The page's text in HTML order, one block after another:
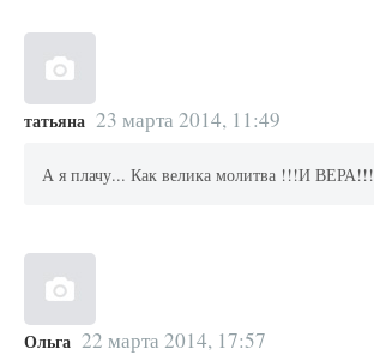
татьяна 23 марта 2014, 11:49
А я плачу... Как велика молитва !!!И ВЕРА!!!
Ольга 22 марта 2014, 17:57